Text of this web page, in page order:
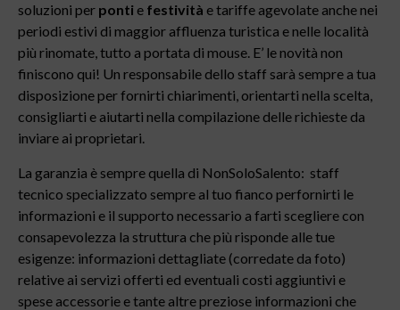
soluzioni per ponti e festività e tariffe agevolate anche nei
periodi estivi di maggior affluenza turistica e nelle località
più rinomate, tutto a portata di mouse. E’ le novità non
finiscono qui! Un responsabile dello staff sarà sempre a tua
disposizione per fornirti chiarimenti, orientarti nella scelta,
consigliarti e aiutarti nella compilazione delle richieste da
inviare ai proprietari.
La garanzia è sempre quella di NonSoloSalento: staff
tecnico specializzato sempre al tuo fianco perfornirti le
informazioni e il supporto necessario a farti scegliere con
consapevolezza la struttura che più risponde alle tue
esigenze: informazioni dettagliate (corredate da foto)
relative ai servizi offerti ed eventuali costi aggiuntivi e
spese accessorie e tante altre preziose informazioni che